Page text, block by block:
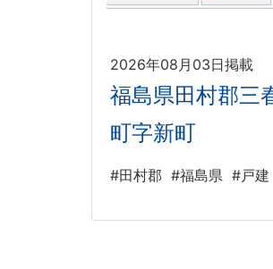
2026年08月03日掲載
福島県田村郡三
町字新町
#田村郡 #福島県 #戸建